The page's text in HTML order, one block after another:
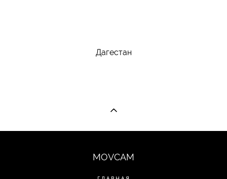
Дагестан
MOVCAM